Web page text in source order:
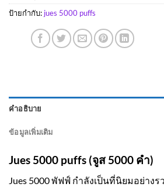
ป้ายกำกับ: jues 5000 puffs
คำอธิบาย
ข้อมูลเพิ่มเติม
Jues 5000 puffs (จูส 5000 คำ)
Jues 5000 พัฟฟ์ กำลังเป็นที่นิยมอย่างร